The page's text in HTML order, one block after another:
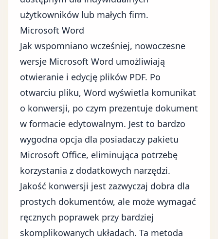
użytkowników lub małych firm.
Microsoft Word
Jak wspomniano wcześniej, nowoczesne
wersje Microsoft Word umożliwiają
otwieranie i edycję plików PDF. Po
otwarciu pliku, Word wyświetla komunikat
o konwersji, po czym prezentuje dokument
w formacie edytowalnym. Jest to bardzo
wygodna opcja dla posiadaczy pakietu
Microsoft Office, eliminująca potrzebę
korzystania z dodatkowych narzędzi.
Jakość konwersji jest zazwyczaj dobra dla
prostych dokumentów, ale może wymagać
ręcznych poprawek przy bardziej
skomplikowanych układach. Ta metoda